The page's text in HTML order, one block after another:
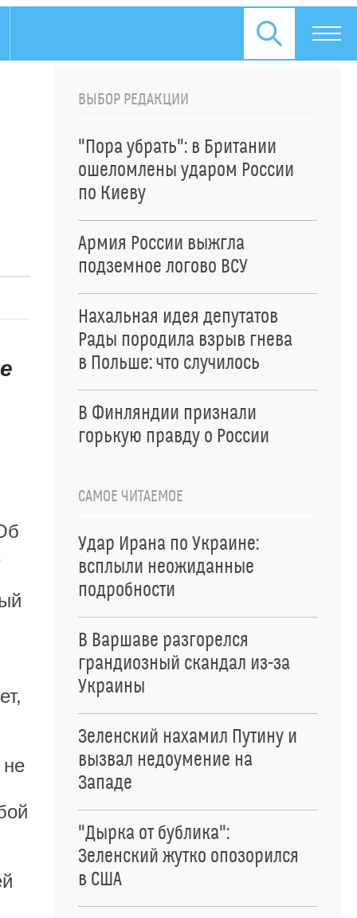
ВЫБОР РЕДАКЦИИ
"Пора убрать": в Британии
ошеломлены ударом России
по Киеву
Армия России выжгла
подземное логово ВСУ
Нахальная идея депутатов
Рады породила взрыв гнева
в Польше: что случилось
В Финляндии признали
горькую правду о России
САМОЕ ЧИТАЕМОЕ
Удар Ирана по Украине:
всплыли неожиданные
подробности
В Варшаве разгорелся
грандиозный скандал из-за
Украины
Зеленский нахамил Путину и
вызвал недоумение на
Западе
"Дырка от бублика":
Зеленский жутко опозорился
в США